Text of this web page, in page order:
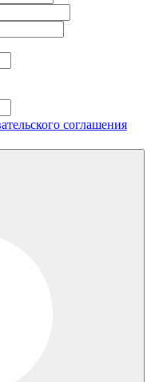
соглашения